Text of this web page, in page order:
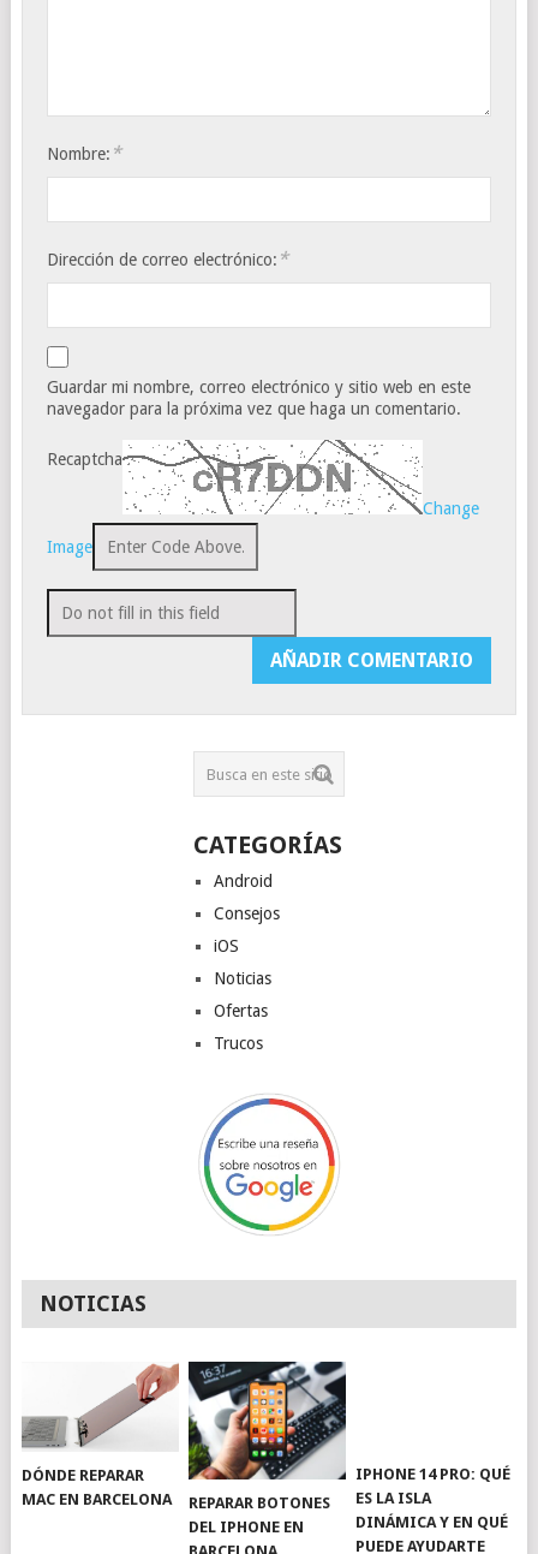
Nombre: *
Dirección de correo electrónico: *
Guardar mi nombre, correo electrónico y sitio web en este
navegador para la próxima vez que haga un comentario.
Recaptcha
Change
Image
CATEGORÍAS
Android
Consejos
iOS
Noticias
Ofertas
Trucos
NOTICIAS
DÓNDE REPARAR
MAC EN BARCELONA
REPARAR BOTONES
DEL IPHONE EN
IPHONE 14 PRO: QUÉ
ES LA ISLA
DINÁMICA Y EN QUÉ
PUEDE AYUDARTE